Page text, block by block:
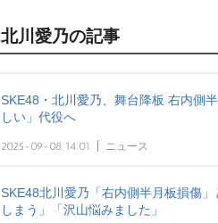
北川愛乃の記事
SKE48・北川愛乃、舞台降板 右内側
しい」代役へ
2025-09-08 14:01 ニュース
SKE48北川愛乃「右内側半月板損傷
しまう」「沢山悩みました」